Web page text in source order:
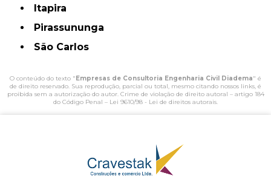
Itapira
Pirassununga
São Carlos
O conteúdo do texto "Empresas de Consultoria Engenharia Civil Diadema" é
de direito reservado. Sua reprodução, parcial ou total, mesmo citando nossos links, é
proibida sem a autorização do autor. Crime de violação de direito autoral – artigo 184
do Código Penal – Lei 9610/98 - Lei de direitos autorais.